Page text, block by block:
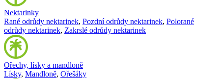
Nektarinky
Rané odrůdy nektarinek, Pozdní odrůdy nektarinek, Polorané
odrůdy nektarinek, Zakrslé odrůdy nektarinek
Ořechy, lísky a mandloně
Lísky, Mandloně, Ořešáky